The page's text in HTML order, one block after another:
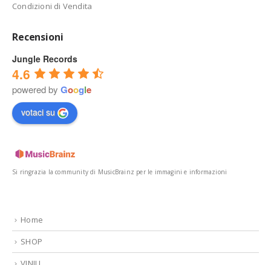
Condizioni di Vendita
Recensioni
Jungle Records
4.6
powered by Google
votaci su
Si ringrazia la community di MusicBrainz per le immagini e informazioni
Home
SHOP